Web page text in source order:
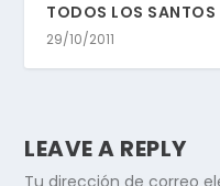
TODOS LOS SANTOS
29/10/2011
LEAVE A REPLY